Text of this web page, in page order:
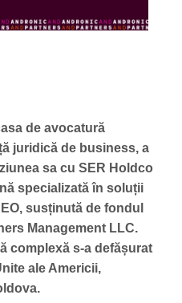
de avocatură
juridică de business, a
sa cu SER Holdco
specializată în soluții
susținută de fondul
Management LLC.
complexă s-a defășurat
ale Americii,